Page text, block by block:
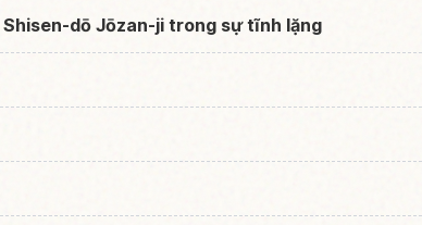
dō Jōzan-ji trong sự tĩnh lặng